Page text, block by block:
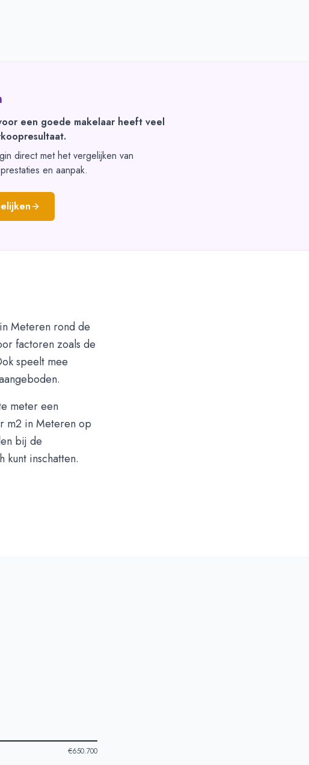
een goede makelaar heeft veel
direct met het vergelijken van
en aanpak.
Meteren rond de
factoren zoals de
speelt mee
meter een
m2 in Meteren op
bij de
kunt inschatten.
€650.700